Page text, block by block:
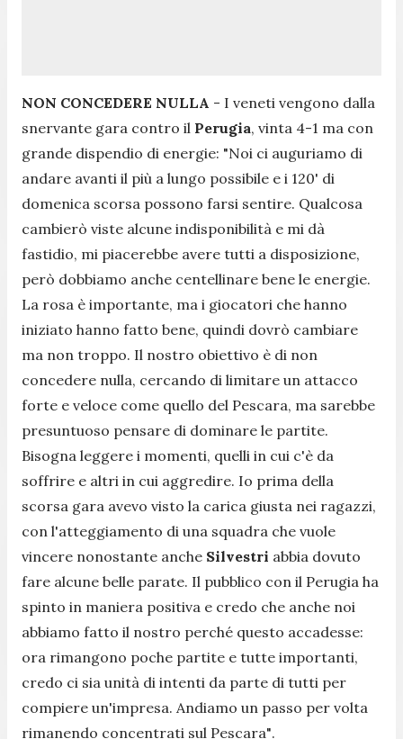
NON CONCEDERE NULLA - I veneti vengono dalla
snervante gara contro il Perugia, vinta 4-1 ma con
grande dispendio di energie: "Noi ci auguriamo di
andare avanti il più a lungo possibile e i 120' di
domenica scorsa possono farsi sentire. Qualcosa
cambierò viste alcune indisponibilità e mi dà
fastidio, mi piacerebbe avere tutti a disposizione,
però dobbiamo anche centellinare bene le energie.
La rosa è importante, ma i giocatori che hanno
iniziato hanno fatto bene, quindi dovrò cambiare
ma non troppo. Il nostro obiettivo è di non
concedere nulla, cercando di limitare un attacco
forte e veloce come quello del Pescara, ma sarebbe
presuntuoso pensare di dominare le partite.
Bisogna leggere i momenti, quelli in cui c'è da
soffrire e altri in cui aggredire. Io prima della
scorsa gara avevo visto la carica giusta nei ragazzi,
con l'atteggiamento di una squadra che vuole
vincere nonostante anche Silvestri abbia dovuto
fare alcune belle parate. Il pubblico con il Perugia ha
spinto in maniera positiva e credo che anche noi
abbiamo fatto il nostro perché questo accadesse:
ora rimangono poche partite e tutte importanti,
credo ci sia unità di intenti da parte di tutti per
compiere un'impresa. Andiamo un passo per volta
rimanendo concentrati sul Pescara".